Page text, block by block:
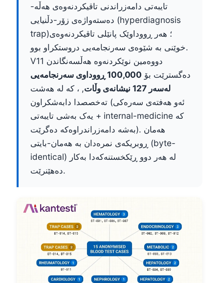
تایبەتی دامەزراندنی تاقیکردنەوەی هەڵە-
دەستەواژەی زۆر-دڵنیایی (hyperdiagnosis
trap)؛ هەر ڕووداوێک پانێلی تاقیکردنەوەی
خوێنی بە شێوەی سەرنجامەیی دروستکراو بوو.
V11 دووەمین نوێکردنەوە هەڵسەنگاندن
دەگسترێت بۆ
100,000 ڕووداوی سەرنجامەیی
لەسەر 127 نیشانەی وڵات
, ، کە لە هەشت
تەخصصدا دابەشکراون (ئەو هەفتەی سەرەکی
+ یەک بەشی تایبەتی internal-medicine کە
بەشە دامەزراندراوەکە دەگرێت). هەمان
ڕوبریکەی نمرەدان بە هەمان-بایتی (byte-
identical) لە هەر دوو ڕێکخستنەکەدا بەکار
دەهێنرێت.